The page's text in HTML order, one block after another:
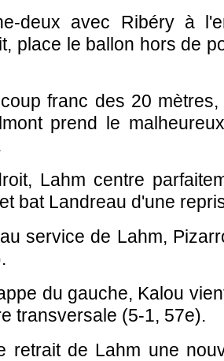
deux avec Ribéry à
place le ballon hors de
franc des 20
prend le
Lahm centre
bat Landreau d'une
service de Lahm,
du gauche, Kalou
transversale (5-1, 57e).
retrait de Lahm une